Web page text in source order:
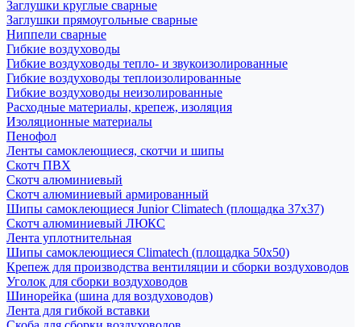
Заглушки круглые сварные
Заглушки прямоугольные сварные
Ниппели сварные
Гибкие воздуховоды
Гибкие воздуховоды тепло- и звукоизолированные
Гибкие воздуховоды теплоизолированные
Гибкие воздуховоды неизолированные
Расходные материалы, крепеж, изоляция
Изоляционные материалы
Пенофол
Ленты самоклеющиеся, скотчи и шипы
Скотч ПВХ
Скотч алюминиевый
Скотч алюминиевый армированный
Шипы самоклеющиеся Junior Climatech (площадка 37х37)
Скотч алюминиевый ЛЮКС
Лента уплотнительная
Шипы самоклеющиеся Climatech (площадка 50х50)
Крепеж для производства вентиляции и сборки воздуховодов
Уголок для сборки воздуховодов
Шинорейка (шина для воздуховодов)
Лента для гибкой вставки